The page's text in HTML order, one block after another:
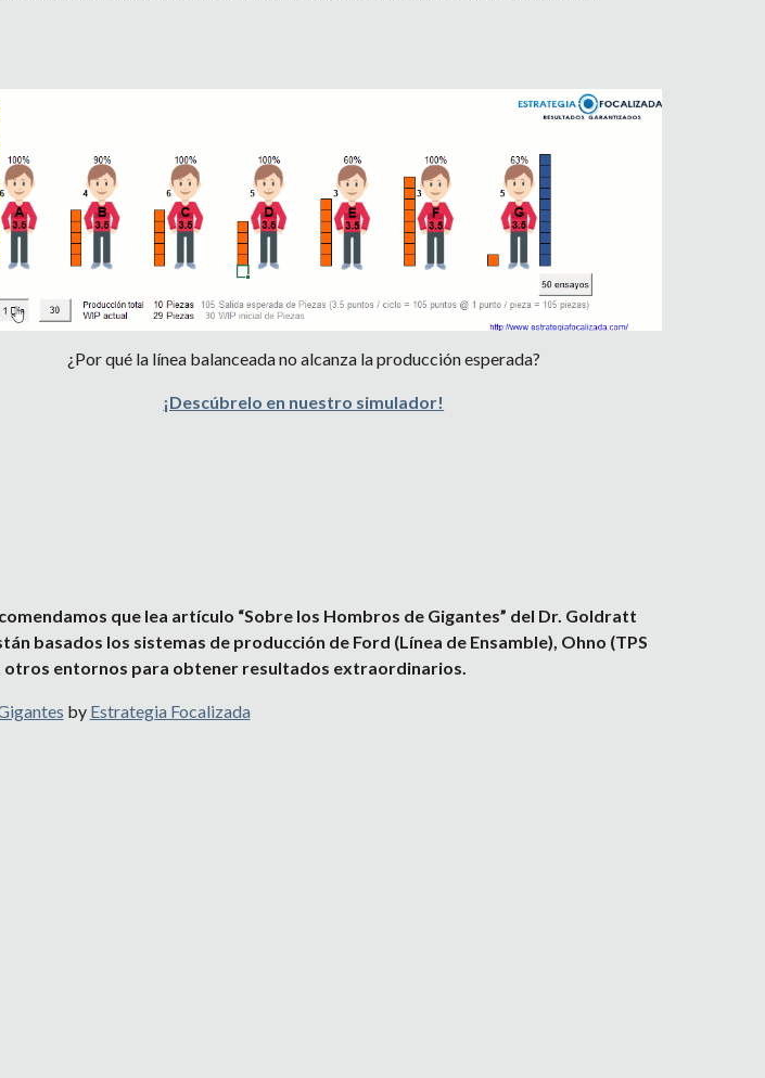
¿Por qué la línea balanceada no alcanza la producción esperada?
¡Descúbrelo en nuestro simulador!
que lea artículo “Sobre los Hombros de Gigantes” del Dr. Goldratt
basados los sistemas de producción de Ford (Línea de Ensamble), Ohno (TPS
otros entornos para obtener resultados extraordinarios.
by Estrategia Focalizada